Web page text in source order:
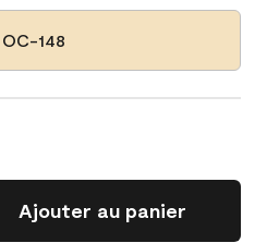
148
Ajouter au panier